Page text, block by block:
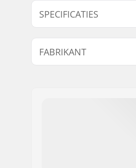
SPECIFICATIES
Wieldiameter:
Wielhardheid:
FABRIKANT